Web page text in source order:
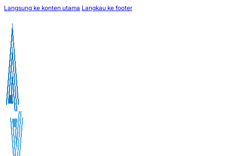
Langsung ke konten utama Langkau ke footer